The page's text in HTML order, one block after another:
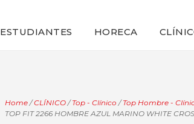
ESTUDIANTES HORECA
Home/CLÍNICO/Top - Clínico /Top Hombre -
TOP FIT 2266 HOMBRE AZUL MARINO WHITE